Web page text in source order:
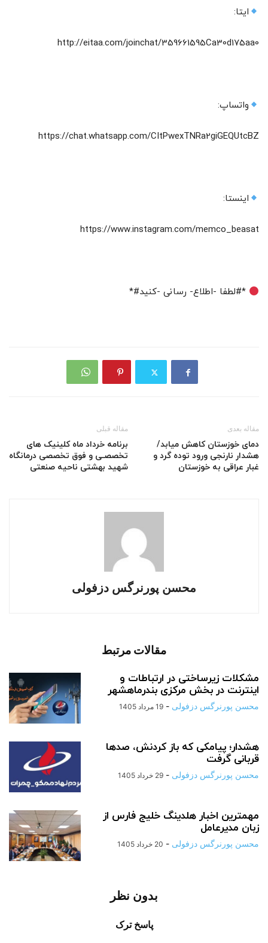
ایتا:
http://eitaa.com/joinchat/359661595Ca30d175aa0
واتساپ:
https://chat.whatsapp.com/CItPwexTNRa2giGEQUtcBZ‌
اینستا:
https://www.instagram.com/memco_beasat
*#لطفا -اطلاع- رسانی -کنید#*
مقاله قبلی
برنامه خرداد ماه کلینیک های
تخصصـی و فوق تخصصی درمانگاه
شهید بهشتی ناحیه صنعتی
مقاله بعدی
دمای خوزستان کاهش میابد/
هشدار نارنجی ورود توده گرد و
غبار عراقی به خوزستان
محسن پورنرگس دزفولی
مقالات مرتبط
مشکلات زیرساختی در ارتباطات و
اینترنت در بخش مرکزی بندرماهشهر
محسن پورنرگس دزفولی - 19 مرداد 1405
هشدار؛ پیامکی که باز کردنش، صدها
قربانی گرفت
محسن پورنرگس دزفولی - 29 خرداد 1405
مهمترین اخبار هلدینگ خلیج فارس از
زبان مدیرعامل
محسن پورنرگس دزفولی - 20 خرداد 1405
بدون نظر
پاسخ ترک